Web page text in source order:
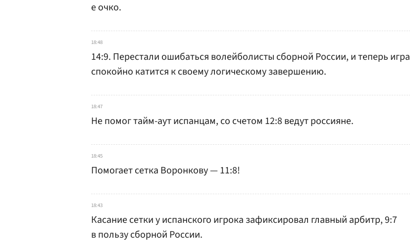
е очко.
18:48
14:9. Перестали ошибаться волейболисты сборной России, и теперь игра
спокойно катится к своему логическому завершению.
18:47
Не помог тайм-аут испанцам, со счетом 12:8 ведут россияне.
18:45
Помогает сетка Воронкову — 11:8!
18:43
Касание сетки у испанского игрока зафиксировал главный арбитр, 9:7
в пользу сборной России.